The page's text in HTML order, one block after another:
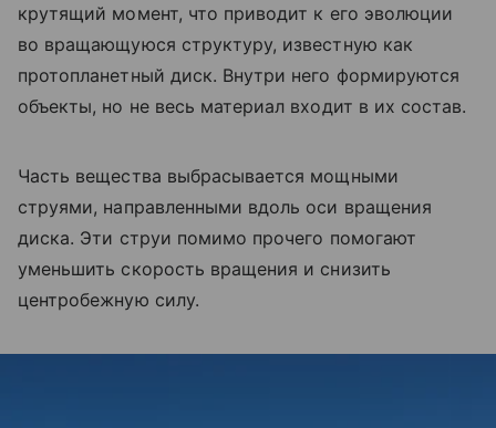
крутящий момент, что приводит к его эволюции
во вращающуюся структуру, известную как
протопланетный диск. Внутри него формируются
объекты, но не весь материал входит в их состав.
Часть вещества выбрасывается мощными
струями, направленными вдоль оси вращения
диска. Эти струи помимо прочего помогают
уменьшить скорость вращения и снизить
центробежную силу.